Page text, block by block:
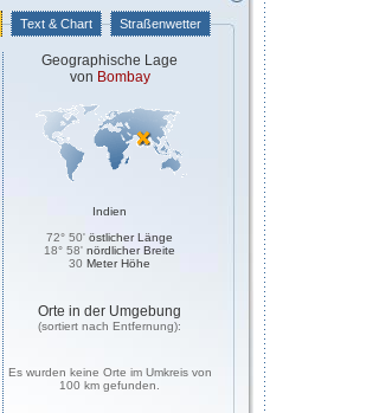
Text & Chart Straßenwetter
Geographische Lage
von Bombay
Indien
72° 50' östlicher Länge
18° 58' nördlicher Breite
30 Meter Höhe
Orte in der Umgebung
(sortiert nach Entfernung):
Es wurden keine Orte im Umkreis von
100 km gefunden.